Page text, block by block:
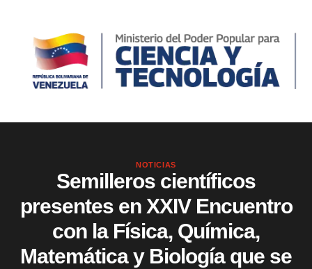
NOTICIAS
Semilleros científicos
presentes en XXIV Encuentro
con la Física, Química,
Matemática y Biología que se